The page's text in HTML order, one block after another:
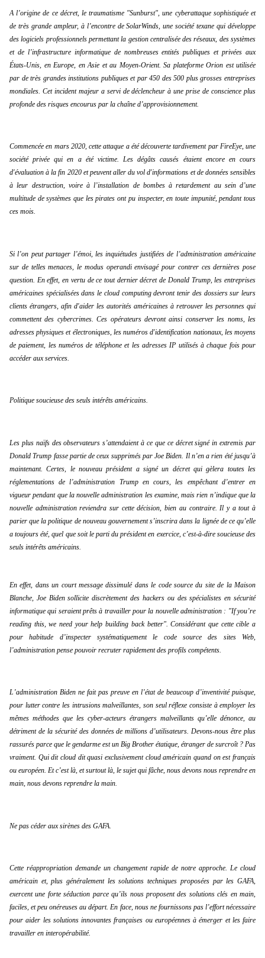
A l’origine de ce décret, le traumatisme "Sunburst", une cyberattaque sophistiquée et
de très grande ampleur, à l’encontre de SolarWinds, une société texane qui développe
des logiciels professionnels permettant la gestion centralisée des réseaux, des systèmes
et de l’infrastructure informatique de nombreuses entités publiques et privées aux
États-Unis, en Europe, en Asie et au Moyen-Orient. Sa plateforme Orion est utilisée
par de très grandes institutions publiques et par 450 des 500 plus grosses entreprises
mondiales. Cet incident majeur a servi de déclencheur à une prise de conscience plus
profonde des risques encourus par la chaîne d’approvisionnement.
Commencée en mars 2020, cette attaque a été découverte tardivement par FireEye, une
société privée qui en a été victime. Les dégâts causés étaient encore en cours
d'évaluation à la fin 2020 et peuvent aller du vol d'informations et de données sensibles
à leur destruction, voire à l’installation de bombes à retardement au sein d’une
multitude de systèmes que les pirates ont pu inspecter, en toute impunité, pendant tous
ces mois.
Si l’on peut partager l’émoi, les inquiétudes justifiées de l’administration américaine
sur de telles menaces, le modus operandi envisagé pour contrer ces dernières pose
question. En effet, en vertu de ce tout dernier décret de Donald Trump, les entreprises
américaines spécialisées dans le cloud computing devront tenir des dossiers sur leurs
clients étrangers, afin d'aider les autorités américaines à retrouver les personnes qui
commettent des cybercrimes. Ces opérateurs devront ainsi conserver les noms, les
adresses physiques et électroniques, les numéros d'identification nationaux, les moyens
de paiement, les numéros de téléphone et les adresses IP utilisés à chaque fois pour
accéder aux services.
Politique soucieuse des seuls intérêts américains.
Les plus naïfs des observateurs s’attendaient à ce que ce décret signé in extremis par
Donald Trump fasse partie de ceux supprimés par Joe Biden. Il n’en a rien été jusqu’à
maintenant. Certes, le nouveau président a signé un décret qui gèlera toutes les
réglementations de l’administration Trump en cours, les empêchant d’entrer en
vigueur pendant que la nouvelle administration les examine, mais rien n’indique que la
nouvelle administration reviendra sur cette décision, bien au contraire. Il y a tout à
parier que la politique de nouveau gouvernement s’inscrira dans la lignée de ce qu’elle
a toujours été, quel que soit le parti du président en exercice, c’est-à-dire soucieuse des
seuls intérêts américains.
En effet, dans un court message dissimulé dans le code source du site de la Maison
Blanche, Joe Biden sollicite discrètement des hackers ou des spécialistes en sécurité
informatique qui seraient prêts à travailler pour la nouvelle administration : "If you’re
reading this, we need your help building back better". Considérant que cette cible a
pour habitude d’inspecter systématiquement le code source des sites Web,
l’administration pense pouvoir recruter rapidement des profils compétents.
L’administration Biden ne fait pas preuve en l’état de beaucoup d’inventivité puisque,
pour lutter contre les intrusions malveillantes, son seul réflexe consiste à employer les
mêmes méthodes que les cyber-acteurs étrangers malveillants qu’elle dénonce, au
détriment de la sécurité des données de millions d’utilisateurs. Devons-nous être plus
rassurés parce que le gendarme est un Big Brother étatique, étranger de surcroît ? Pas
vraiment. Qui dit cloud dit quasi exclusivement cloud américain quand on est français
ou européen. Et c’est là, et surtout là, le sujet qui fâche, nous devons nous reprendre en
main, nous devons reprendre la main.
Ne pas céder aux sirènes des GAFA.
Cette réappropriation demande un changement rapide de notre approche. Le cloud
américain et, plus généralement les solutions techniques proposées par les GAFA,
exercent une forte séduction parce qu’ils nous proposent des solutions clés en main,
faciles, et peu onéreuses au départ. En face, nous ne fournissons pas l’effort nécessaire
pour aider les solutions innovantes françaises ou européennes à émerger et les faire
travailler en interopérabilité.